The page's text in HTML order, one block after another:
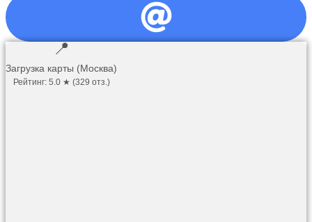
📍
Загрузка карты (Москва)
Рейтинг: 5.0 ★ (329 отз.)